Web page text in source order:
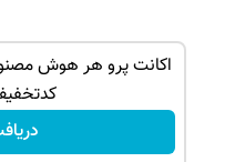
اکانت پرو هر هوش